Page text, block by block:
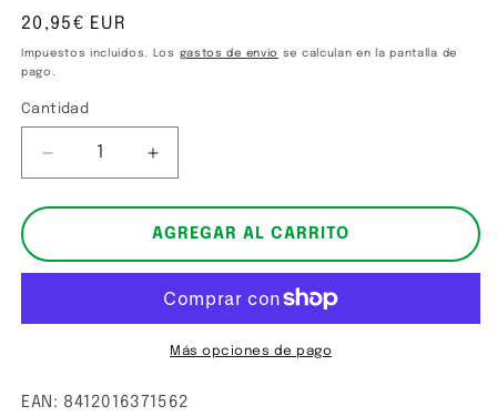
ventana
modal
Precio
habitual
20,95€ EUR
Impuestos incluidos. Los gastos de envío se calculan en la pantalla de
pago.
Cantidad
Cantidad
Reducir
cantidad
para
Aumentar
cantidad
para
Melatonina
AGREGAR AL CARRITO
Más opciones de pago
EAN: 8412016371562